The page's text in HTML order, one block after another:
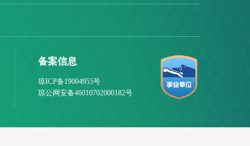
备案信息
琼ICP备19004955号
琼公网安备46010702000182号